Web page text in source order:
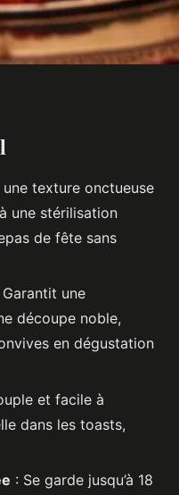
foie gras en
de lecture
texture onctueuse
une stérilisation
de fête sans
Garantit une
découpe noble,
en dégustation
et facile à
dans les toasts,
: Se garde jusqu’à 18